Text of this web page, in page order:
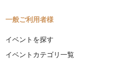
一般ご利用者様
イベントを探す
イベントカテゴリ一覧